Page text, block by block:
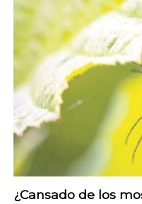
¿Cansado de los